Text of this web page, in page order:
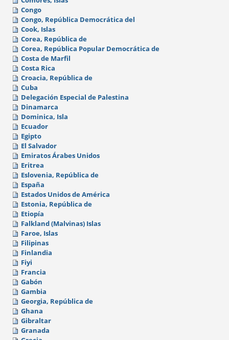
Congo
Congo, República Democrática del
Cook, Islas
Corea, República de
Corea, República Popular Democrática de
Costa de Marfil
Costa Rica
Croacia, República de
Cuba
Delegación Especial de Palestina
Dinamarca
Dominica, Isla
Ecuador
Egipto
El Salvador
Emiratos Árabes Unidos
Eritrea
Eslovenia, República de
España
Estados Unidos de América
Estonia, República de
Etiopía
Falkland (Malvinas) Islas
Faroe, Islas
Filipinas
Finlandia
Fiyi
Francia
Gabón
Gambia
Georgia, República de
Ghana
Gibraltar
Granada